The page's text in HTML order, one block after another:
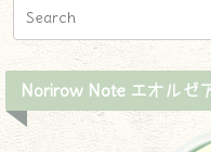
Norirow Note エオルゼ